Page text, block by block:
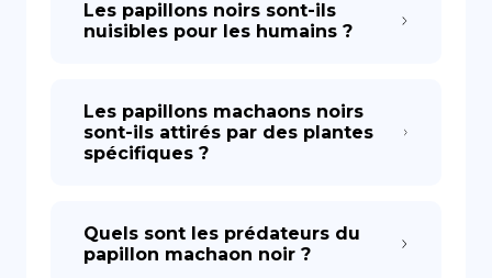
Les papillons noirs sont-ils
nuisibles pour les humains ?
Les papillons machaons noirs
sont-ils attirés par des plantes
spécifiques ?
Quels sont les prédateurs du
papillon machaon noir ?